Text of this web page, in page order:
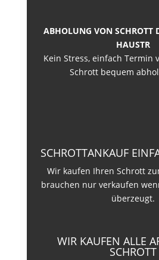
ABHOLUNG VON SCHROTT
HAUSTR
Kein Stress, einfach Termin
Schrott bequem
SCHROTTANKAUF
Wir kaufen Ihren Schrott
brauchen nur verkaufen
überzeugt.
WIR KAUFEN ALLE
SCHROTT